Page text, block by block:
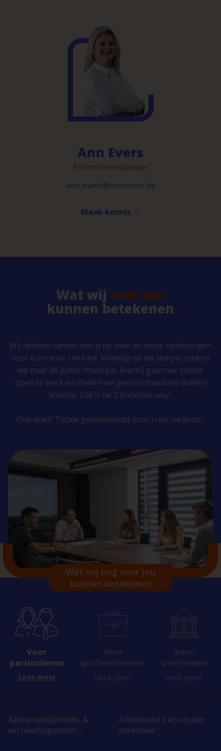
Ann Evers
Erkend bemiddelaar
ann.evers@consenso.be
Maak kennis
Wat wij voor jou
kunnen betekenen
Wij denken samen met u na over de beste oplossingen
voor u én voor uw kind. Volledig op uw tempo zoeken
we naar de juiste strategie. Hierbij gaan we steeds
open te werk en stellen we geen onhaalbare doelen
voorop. Dat is de ‘ConSenso-way’.
Ons doel? Totale gemoedsrust voor u en uw gezin.
Wat wij nog voor jou
kunnen betekenen
Voor
particulieren
Lees meer
Aansprakelijkheids- &
verzekeringsrecht
Arbeidsrecht en sociale
zekerheid